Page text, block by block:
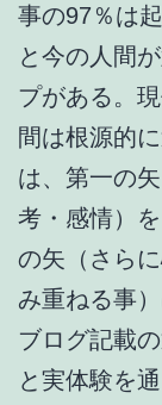
事の97％は
と今の人間
プがある。
間は根源的
は、第一の
考・感情）
の矢（さら
み重ねる事
ブログ記載
と実体験を